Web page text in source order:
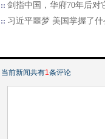
剑指中国，华府70年后对
习近平噩梦 美国掌握了
当前新闻共有1条评论